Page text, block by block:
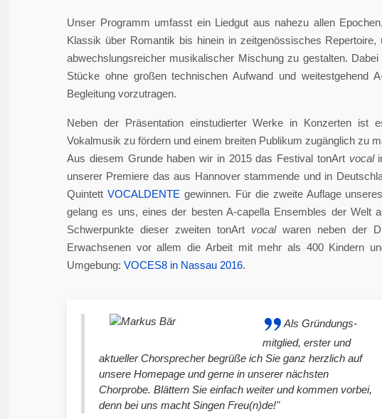
Unser Programm umfasst ein Liedgut aus nahezu allen
Klassik über Romantik bis hinein in zeitgenössisches
abwechslungsreicher musikalischer Mischung zu gestalten.
Stücke ohne großen technischen Aufwand und weitestgehend
Begleitung vorzutragen.
Neben der Präsentation einstudierter Werke in Konzerten ist
Vokalmusik zu fördern und einem breiten Publikum zugänglich zu
Aus diesem Grunde haben wir in 2015 das Festival tonArt vocal
unserer Premiere das aus Hannover stammende und in
Quintett VOCALDENTE gewinnen. Für die zweite Auflage
gelang es uns, eines der besten A-capella Ensembles der Welt
Schwerpunkte dieser zweiten tonArt vocalwaren neben der
Erwachsenen vor allem die Arbeit mit mehr als 400 Kindern
Umgebung: VOCES8 in Nassau 2016.
Als Gründungs-
mitglied, erster und
aktueller Chorsprecher begrüße ich Sie ganz herzlich auf
unsere Homepage und gerne in unserer nächsten
Chorprobe. Blättern Sie einfach weiter und kommen vorbei,
denn bei uns macht Singen Freu(n)de!"